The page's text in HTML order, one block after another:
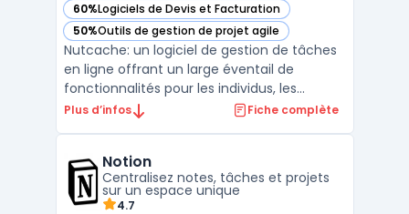
60%Logiciels de Devis et Facturation
— voir Nutcache dans cette catégorie
50%Outils de gestion de projet agile
— voir Nutcache dans cette catégorie
Nutcache: un logiciel de gestion de tâches
en ligne offrant un large éventail de
fonctionnalités pour les individus, les
équipes et les entreprises de toutes tailles.
pour la gestion des projets, la collaboration,
la ...
Plus d’infos Fiche complète
Notion
Centralisez notes, tâches et projets
sur un espace unique
4.7